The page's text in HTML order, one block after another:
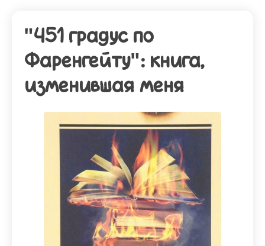
"451 градус по
Фаренгейту": книга,
изменившая меня